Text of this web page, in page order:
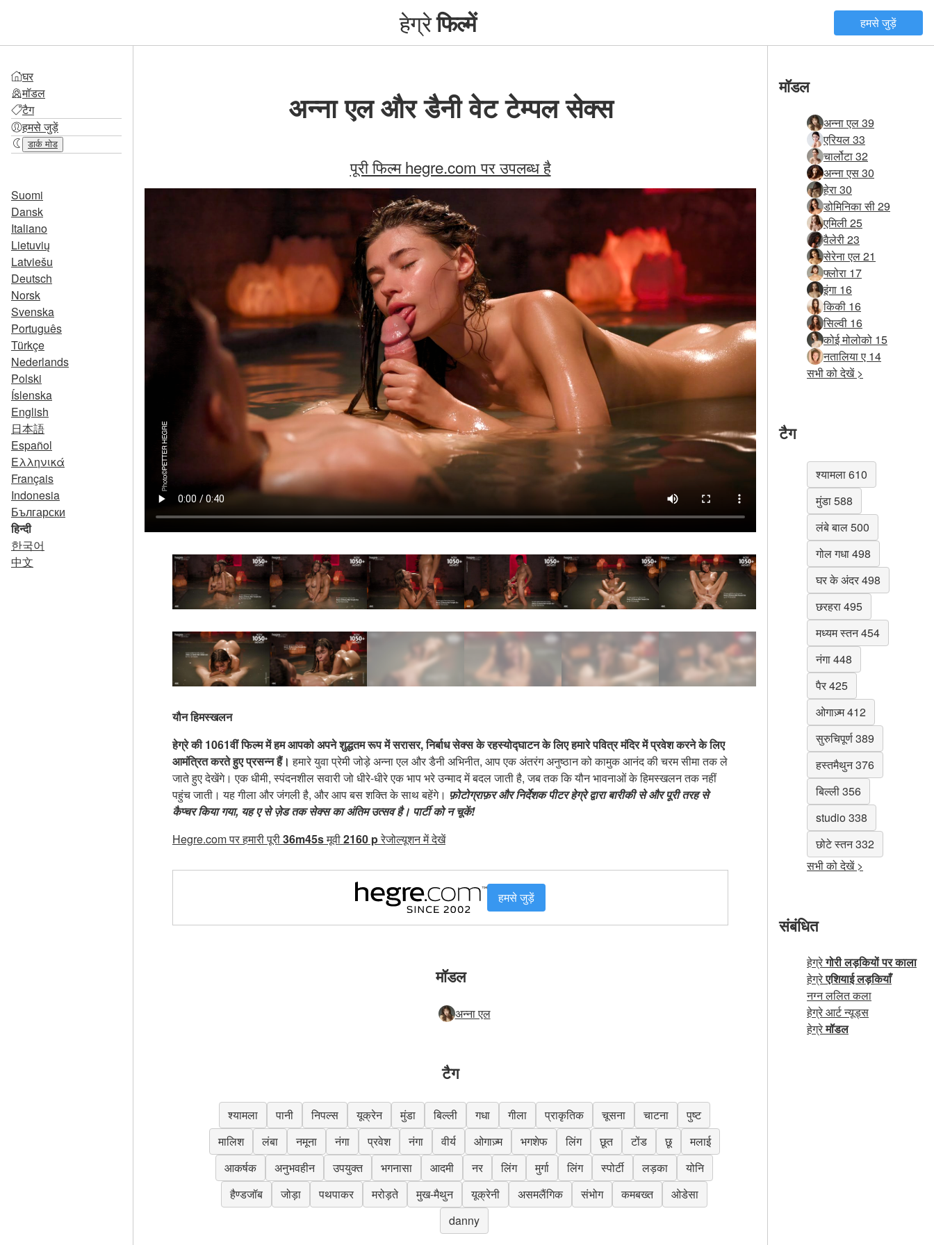
हेग्रेफिल्में हमसे जुड़ें
घर
मॉडल
टैग
हमसे जुड़ें
डार्क मोड
Suomi
Dansk
Italiano
Lietuvių
Latviešu
Deutsch
Norsk
Svenska
Português
Türkçe
Nederlands
Polski
Íslenska
English
日本語
Español
Ελληνικά
Français
Indonesia
Български
हिन्दी
한국어
中文
अन्ना एल और डैनी वेट टेम्पल सेक्स
पूरी फिल्म hegre.com पर उपलब्ध है
यौन हिमस्खलन
हेग्रे की 1061वीं फिल्म में हम आपको अपने शुद्धतम रूप में सरासर, निर्बाध सेक्स के रहस्योद्घाटन के लिए हमारे पवित्र मंदिर में प्रवेश करने के लिए
आमंत्रित करते हुए प्रसन्न हैं। हमारे युवा प्रेमी जोड़े अन्ना एल और डैनी अभिनीत, आप एक अंतरंग अनुष्ठान को कामुक आनंद की चरम सीमा तक ले
जाते हुए देखेंगे। एक धीमी, स्पंदनशील सवारी जो धीरे-धीरे एक भाप भरे उन्माद में बदल जाती है, जब तक कि यौन भावनाओं के हिमस्खलन तक नहीं
पहुंच जाती। यह गीला और जंगली है, और आप बस शक्ति के साथ बहेंगे। फ़ोटोग्राफ़र और निर्देशक पीटर हेग्रे द्वारा बारीकी से और पूरी तरह से
कैप्चर किया गया, यह ए से ज़ेड तक सेक्स का अंतिम उत्सव है। पार्टी को न चूकें!
Hegre.com पर हमारी पूरी36m45sमूवी2160 pरेजोल्यूशन में देखें
हमसे जुड़ें
मॉडल
अन्ना एल
टैग
श्यामला पानी निपल्स यूक्रेन मुंडा बिल्ली गधा गीला प्राकृतिक चूसना चाटना
पुष्ट
मालिश
लंबा नमूना नंगा प्रवेश नंगा वीर्य ओगाज़्म भगशेफ लिंग छूत टोंड छू
मलाई
आकर्षक
अनुभवहीन उपयुक्त भगनासा आदमी नर लिंग मुर्गा लिंग स्पोर्टी लड़का
योनि
हैण्डजॉब
जोड़ा पथपाकर मरोड़ते मुख-मैथुन यूक्रेनी असमलैंगिक संभोग कमबख्त
ओडेसा
danny
मॉडल
अन्ना एल 39
एरियल 33
चार्लोटा 32
अन्ना एस 30
हेरा 30
डोमिनिका सी 29
एमिली 25
वैलेरी 23
सेरेना एल 21
फ्लोरा 17
इंगा 16
किकी 16
सिल्वी 16
कोई मोलोको 15
नतालिया ए 14
सभी को देखें >
टैग
श्यामला 610
मुंडा 588
लंबे बाल 500
गोल गधा 498
घर के अंदर 498
छरहरा 495
मध्यम स्तन 454
नंगा 448
पैर 425
ओगाज़्म 412
सुरुचिपूर्ण 389
हस्तमैथुन 376
बिल्ली 356
studio 338
छोटे स्तन 332
सभी को देखें >
संबंधित
हेग्रेगोरी लड़कियों पर काला
हेग्रेएशियाई लड़कियाँ
नग्न ललित कला
हेग्रे आर्ट न्यूड्स
हेग्रेमॉडल